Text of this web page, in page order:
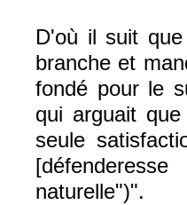
D'où il suit
branche et
fondé pour le
qui arguait
seule
naturelle")".